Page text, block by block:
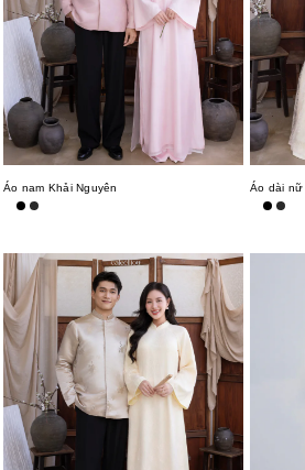
Áo nam Khải Nguyên Áo dài nữ